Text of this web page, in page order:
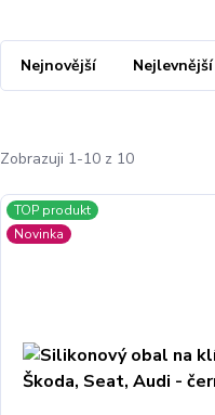
Nejnovější Nejlevnější
Zobrazuji 1-10 z 10
TOP produkt
Novinka